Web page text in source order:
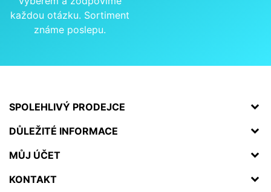
každou otázku. Sortiment
známe poslepu.
SPOLEHLIVÝ PRODEJCE
DŮLEŽITÉ INFORMACE
MŮJ ÚČET
KONTAKT